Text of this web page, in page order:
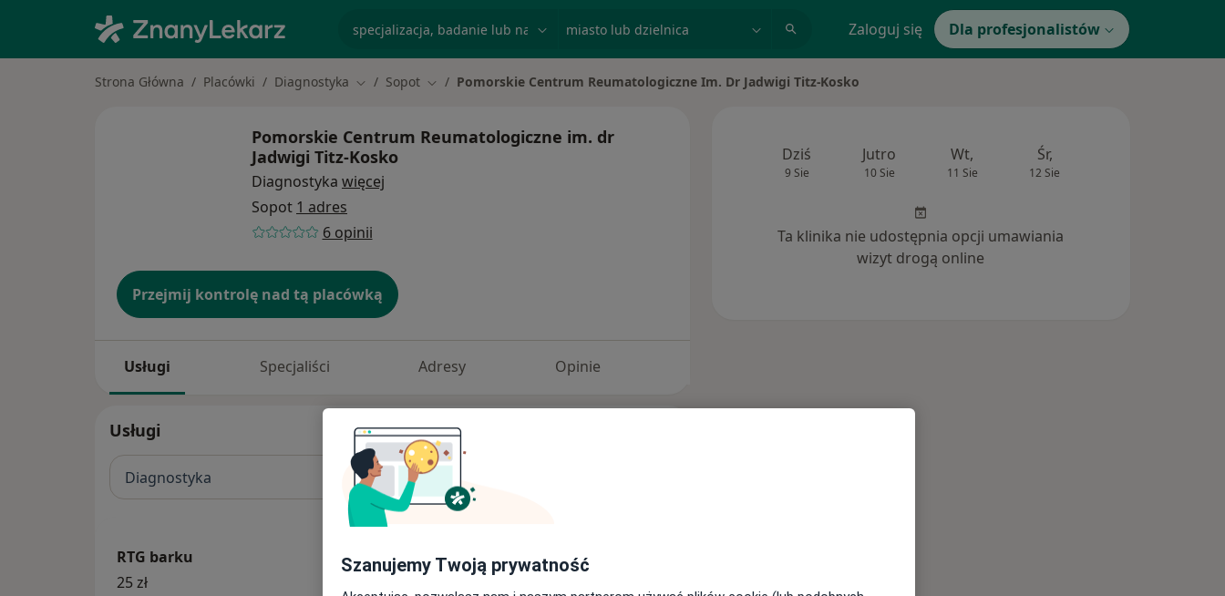
Zaloguj się Dla profesjonalistów
Strona Główna Placówki Diagnostyka Zmień miasto
Sopot Zmień miasto
Pomorskie Centrum Reumatologiczne Im. Dr Jadwigi Titz-Kosko
Pomorskie Centrum Reumatologiczne im. dr
Jadwigi Titz-Kosko
Diagnostyka więcej
Sopot 1 adres
6 opinii
Przejmij kontrolę nad tą placówką
Usługi Specjaliści Adresy Opinie
Usługi
Diagnostyka
RTG barku
25 zł
Dziś
9 Sie
Jutro
10 Sie
Wt,
11 Sie
Śr,
12 Sie
Ta klinika nie udostępnia opcji umawiania
wizyt drogą online
Szanujemy Twoją prywatność